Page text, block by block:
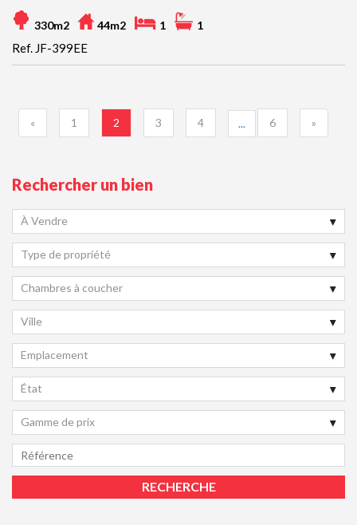
330m2 44m2 1 1
Ref. JF-399EE
« 1 2 3 4 ... 6 »
Rechercher un bien
À Vendre
Type de propriété
Chambres à coucher
Ville
Emplacement
État
Gamme de prix